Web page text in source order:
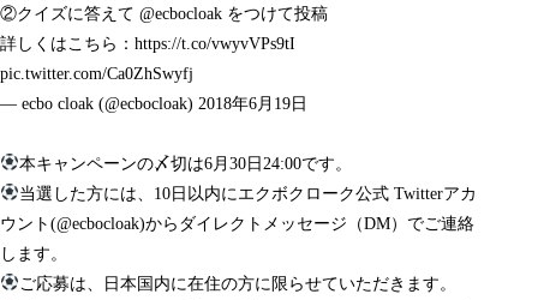
②クイズに答えて @ecbocloak をつけて投稿
詳しくはこちら： https://t.co/vwyvVPs9tI
pic.twitter.com/Ca0ZhSwyfj
— ecbo cloak (@ecbocloak) 2018年6月19日
本キャンペーンの〆切は6月30日24:00です。
当選した方には、10日以内にエクボクローク公式 Twitterアカ
ウント(@ecbocloak)からダイレクトメッセージ（DM）でご連絡
します。
ご応募は、日本国内に在住の方に限らせていただきます。